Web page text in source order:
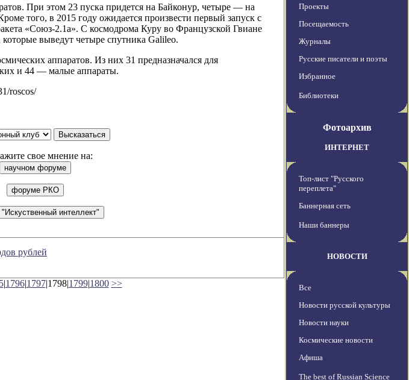
При этом 23 пуска придется на Байконур, четыре — на
того, в 2015 году ожидается произвести первый запуск с
«Союз-2.1а». С космодрома Куру во Французской Гвиане
выведут четыре спутника Galileo.
аппаратов. Из них 31 предназначался для
и 44 — малые аппараты.
roscos/
свое мнение на:
рублей
|1796|1797|1798|1799|1800 >>
Проекты
Посещаемость
Журналы
Русские писатели и поэты
Избранное
Библиотеки
Фотоархив
ИНТЕРНЕТ
Топ-лист "Русского
переплета"
Баннерная сеть
Наши баннеры
НОВОСТИ
Все
Новости русской культуры
Новости науки
Космические новости
Афиша
The best of Russian Science